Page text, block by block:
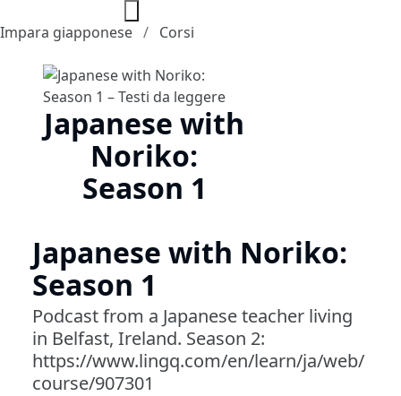
Impara giapponese Corsi
Japanese with
Noriko:
Season 1
Japanese with Noriko:
Season 1
Podcast from a Japanese teacher living
in Belfast, Ireland. Season 2:
https://www.lingq.com/en/learn/ja/web/
course/907301